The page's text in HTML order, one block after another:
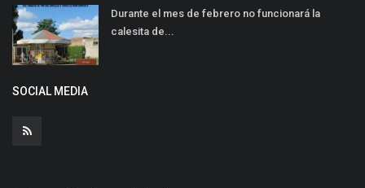
Durante el mes de febrero no funcionará la
calesita de...
SOCIAL MEDIA